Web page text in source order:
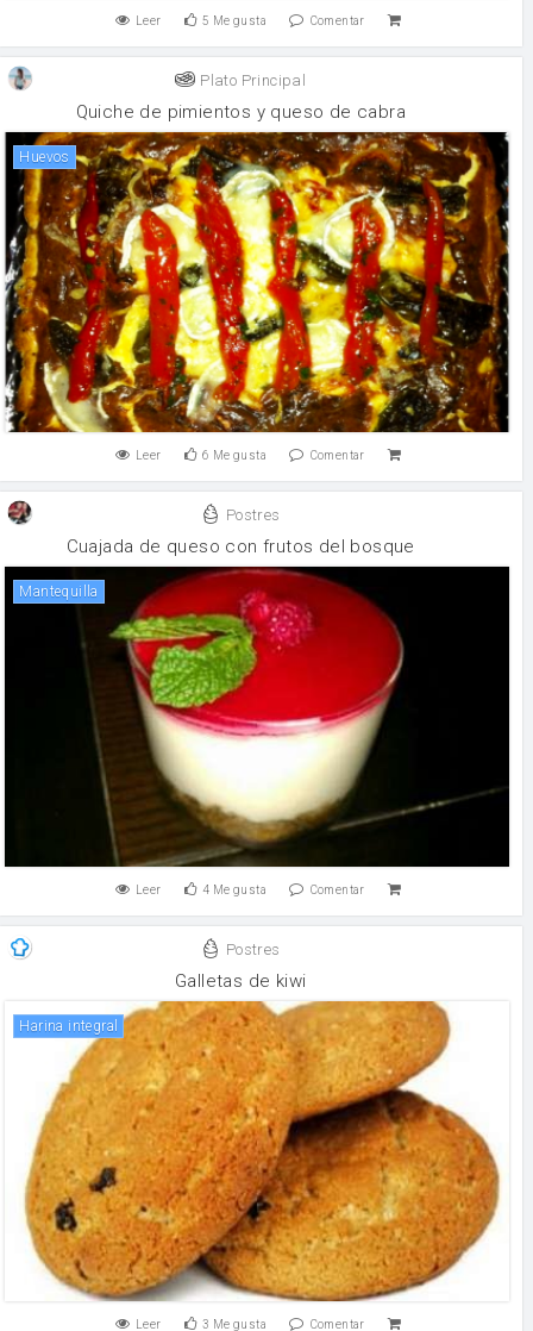
Leer 5 Me gusta Comentar
Plato Principal
Quiche de pimientos y queso de cabra
huevos
Leer 6 Me gusta Comentar
Postres
Cuajada de queso con frutos del bosque
mantequilla
Leer 4 Me gusta Comentar
Postres
Galletas de kiwi
Harina integral
Leer 3 Me gusta Comentar